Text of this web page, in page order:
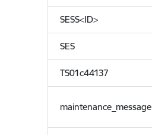
SESS<ID>
SES
TS01c44137
maintenance_message